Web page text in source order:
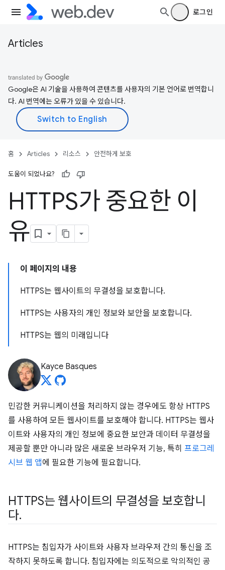
로그인
Articles
Google은 AI 기술을 사용하여 콘텐츠를 사용자의 기본 언어로 번역합니
다. AI 번역에는 오류가 있을 수 있습니다.
홈 Articles 리소스 안전하게 보호
도움이 되었나요?
HTTPS가 중요한 이
유
이 페이지의 내용
HTTPS는 웹사이트의 무결성을 보호합니다.
HTTPS는 사용자의 개인 정보와 보안을 보호합니다.
HTTPS는 웹의 미래입니다
Kayce Basques
민감한 커뮤니케이션을 처리하지 않는 경우에도 항상 HTTPS
를 사용하여 모든 웹사이트를 보호해야 합니다. HTTPS는 웹사
이트와 사용자의 개인 정보에 중요한 보안과 데이터 무결성을
제공할 뿐만 아니라 많은 새로운 브라우저 기능, 특히 프로그레
시브 웹 앱에 필요한 기능에 필요합니다.
HTTPS는 웹사이트의 무결성을 보호합니
다.
HTTPS는 침입자가 사이트와 사용자 브라우저 간의 통신을 조
작하지 못하도록 합니다. 침입자에는 의도적으로 악의적인 공